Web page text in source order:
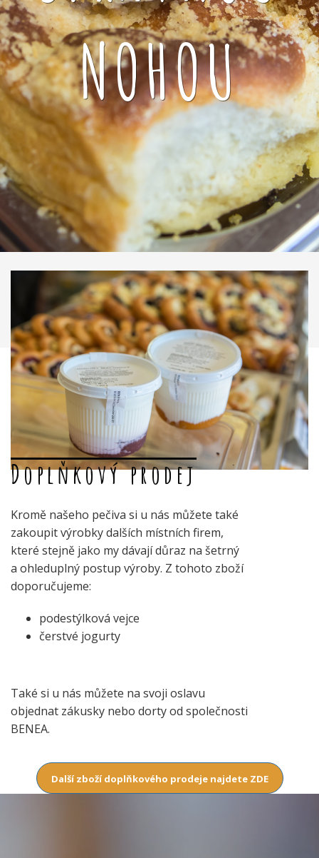
NOHOU
Doplňkový prodej
Kromě našeho pečiva si u nás můžete také
zakoupit výrobky dalších místních firem,
které stejně jako my dávají důraz na šetrný
a ohleduplný postup výroby. Z tohoto zboží
doporučujeme:
podestýlková vejce
čerstvé jogurty
Také si u nás můžete na svoji oslavu
objednat zákusky nebo dorty od společnosti
BENEA.
Další zboží doplňkového prodeje najdete ZDE